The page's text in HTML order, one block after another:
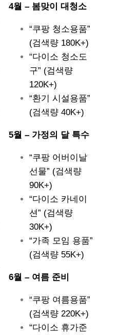
4월 – 봄맞이 대청소
“쿠팡 청소용품”
(검색량 180K+)
“다이소 청소도
구” (검색량
120K+)
“환기 시설용품”
(검색량 40K+)
5월 – 가정의 달 특수
“쿠팡 어버이날
선물” (검색량
90K+)
“다이소 카네이
션” (검색량
30K+)
“가족 모임 용품”
(검색량 55K+)
6월 – 여름 준비
“쿠팡 여름용품”
(검색량 220K+)
“다이소 휴가준